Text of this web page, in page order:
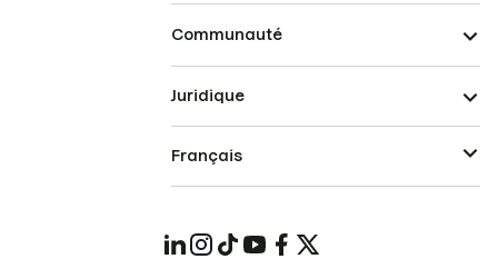
Communauté
Juridique
Français